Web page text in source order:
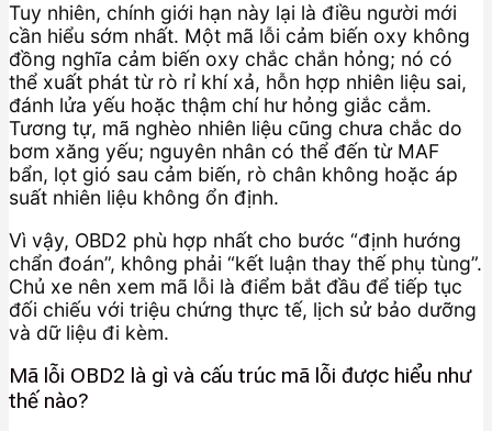
Tuy nhiên, chính giới hạn này lại là điều người mới
cần hiểu sớm nhất. Một mã lỗi cảm biến oxy không
đồng nghĩa cảm biến oxy chắc chắn hỏng; nó có
thể xuất phát từ rò rỉ khí xả, hỗn hợp nhiên liệu sai,
đánh lửa yếu hoặc thậm chí hư hỏng giắc cắm.
Tương tự, mã nghèo nhiên liệu cũng chưa chắc do
bơm xăng yếu; nguyên nhân có thể đến từ MAF
bẩn, lọt gió sau cảm biến, rò chân không hoặc áp
suất nhiên liệu không ổn định.
Vì vậy, OBD2 phù hợp nhất cho bước “định hướng
chẩn đoán”, không phải “kết luận thay thế phụ tùng”.
Chủ xe nên xem mã lỗi là điểm bắt đầu để tiếp tục
đối chiếu với triệu chứng thực tế, lịch sử bảo dưỡng
và dữ liệu đi kèm.
Mã lỗi OBD2 là gì và cấu trúc mã lỗi được hiểu như
thế nào?